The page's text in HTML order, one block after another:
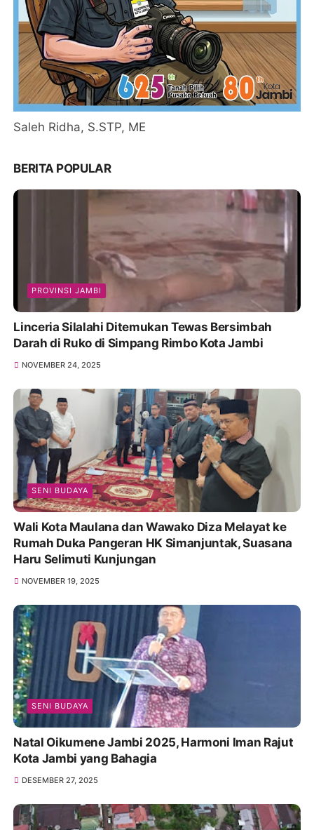
Saleh Ridha, S.STP, ME
BERITA POPULAR
PROVINSI JAMBI
Linceria Silalahi Ditemukan Tewas Bersimbah
Darah di Ruko di Simpang Rimbo Kota Jambi
NOVEMBER 24, 2025
SENI BUDAYA
Wali Kota Maulana dan Wawako Diza Melayat ke
Rumah Duka Pangeran HK Simanjuntak, Suasana
Haru Selimuti Kunjungan
NOVEMBER 19, 2025
SENI BUDAYA
Natal Oikumene Jambi 2025, Harmoni Iman Rajut
Kota Jambi yang Bahagia
DESEMBER 27, 2025